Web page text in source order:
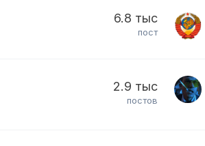
6.8 тыс
пост
2.9 тыс
постов